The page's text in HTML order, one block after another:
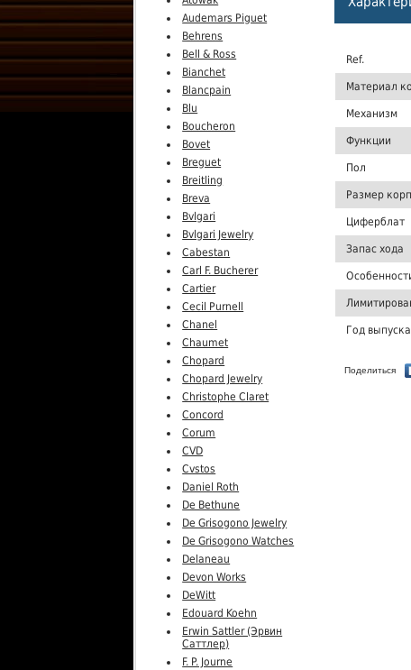
Audemars Piguet
Behrens
Bell & Ross
Bianchet
Blancpain
Blu
Boucheron
Bovet
Breguet
Breitling
Breva
Bvlgari
Bvlgari Jewelry
Cabestan
Carl F. Bucherer
Cartier
Cecil Purnell
Chanel
Chaumet
Chopard
Chopard Jewelry
Christophe Claret
Concord
Corum
CVD
Cvstos
Daniel Roth
De Bethune
De Grisogono Jewelry
De Grisogono Watches
Delaneau
Devon Works
DeWitt
Edouard Koehn
Erwin Sattler (Эрвин
Саттлер)
F. P. Journe
Ref.
Материал
Механизм
Функции
Пол
Размер
Циферблат
Запас хода
Год выпуска
Поделиться